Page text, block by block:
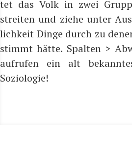
tet das Volk in zwei
strei­ten und zie­he unter
lich­keit Din­ge durch zu
stimmt hät­te. Spal­ten >
auf­ru­fen ein alt
Soziologie!